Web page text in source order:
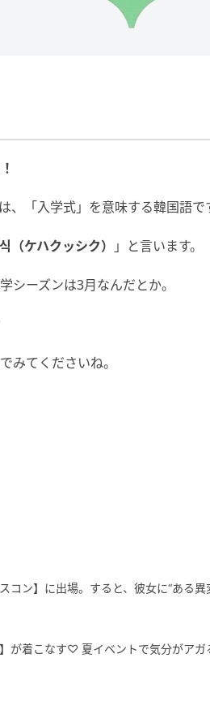
、「入学式」を意味する韓国語で
（ケハクッシク） 」と言います。
シーズンは3月なんだとか。
みてくださいね。
コン】に出場。すると、彼女に“ある異
】が着こなす♡ 夏イベントで気分がアガ